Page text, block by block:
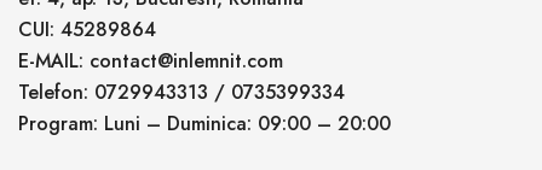
CUI: 45289864
E-MAIL: contact@inlemnit.com
Telefon: 0729943313 / 0735399334
Program: Luni – Duminica: 09:00 – 20:00